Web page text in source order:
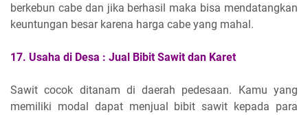
berkebun cabe dan jika berhasil maka bisa mendatangkan
keuntungan besar karena harga cabe yang mahal.
17. Usaha di Desa : Jual Bibit Sawit dan Karet
Sawit cocok ditanam di daerah pedesaan. Kamu yang
memiliki modal dapat menjual bibit sawit kepada para